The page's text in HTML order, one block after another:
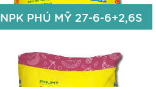
Chi tiết
NPK PHÚ MỸ 27-6-6+2,6S
NPK PHÚ MỸ 27-6-6+2,6S